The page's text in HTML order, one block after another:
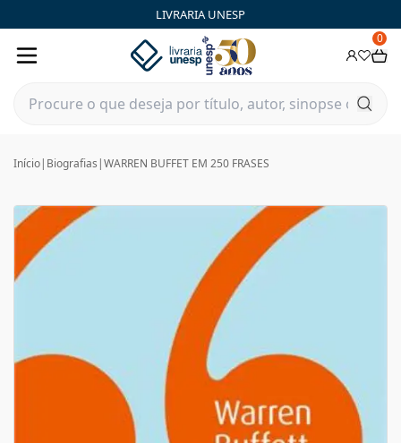
LIVRARIA UNESP
0
Início| Biografias |WARREN BUFFET EM 250 FRASES